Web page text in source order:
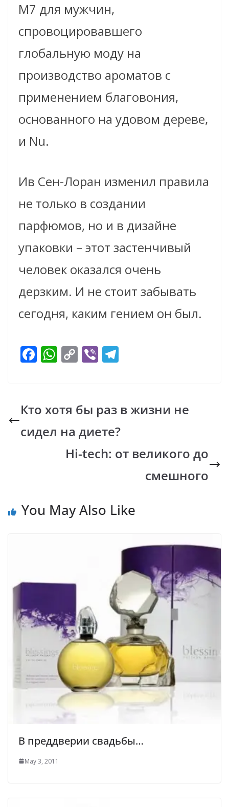
M7 для мужчин,
спровоцировавшего
глобальную моду на
производство ароматов с
применением благовония,
основанного на удовом дереве,
и Nu.
Ив Сен-Лоран изменил правила
не только в создании
парфюмов, но и в дизайне
упаковки – этот застенчивый
человек оказался очень
дерзким. И не стоит забывать
сегодня, каким гением он был.
F
b
o
o
W
s
A
p
p
C
y
Li
n
k
Vi
gr
a
m
Кто хотя бы раз в жизни не
сидел на диете?
Hi-tech: от великого до
смешного
You May Also Like
В преддверии свадьбы…
May 3, 2011